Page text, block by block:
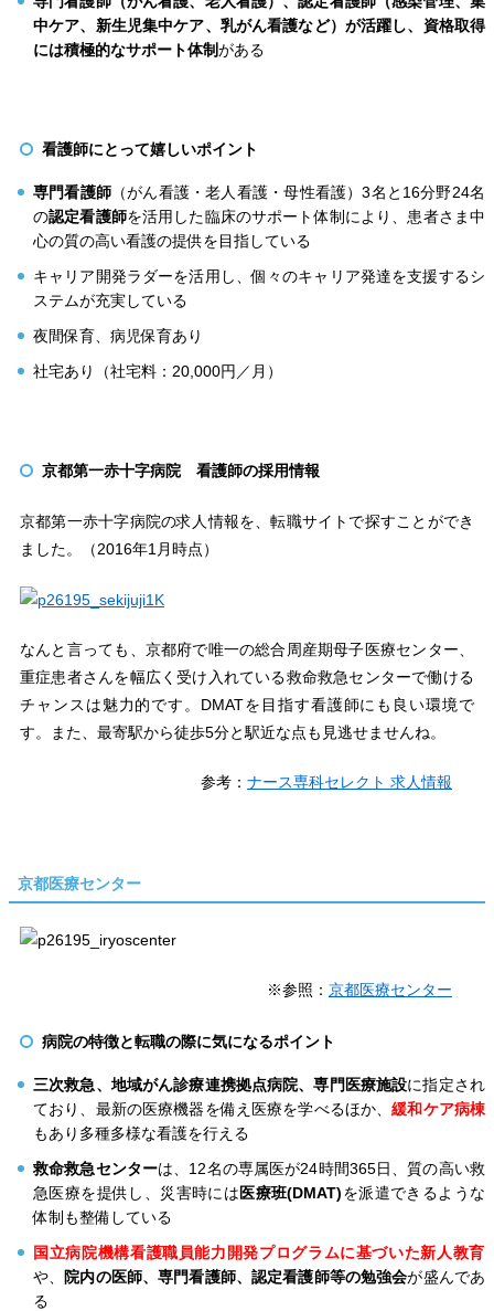
中ケア、新生児集中ケア、乳がん看護など）が活躍し、資格取得
には積極的なサポート体制がある
看護師にとって嬉しいポイント
専門看護師 （がん看護・老人看護・母性看護）3名と16分野24名
の認定看護師を活用した臨床のサポート体制により、患者さま中
心の質の高い看護の提供を目指している
キャリア開発ラダーを活用し、個々のキャリア発達を支援するシ
ステムが充実している
夜間保育、病児保育あり
社宅あり（社宅料：20,000円／月）
京都第一赤十字病院 看護師の採用情報
京都第一赤十字病院の求人情報を、転職サイトで探すことができ
ました。（2016年1月時点）
なんと言っても、京都府で唯一の総合周産期母子医療センター、
重症患者さんを幅広く受け入れている救命救急センターで働ける
チャンスは魅力的です。DMATを目指す看護師にも良い環境で
す。また、最寄駅から徒歩5分と駅近な点も見逃せませんね。
参考： ナース専科セレクト 求人情報
京都医療センター
※参照： 京都医療センター
病院の特徴と転職の際に気になるポイント
三次救急、地域がん診療連携拠点病院、専門医療施設に指定され
ており、最新の医療機器を備え医療を学べるほか、緩和ケア病棟
もあり多種多様な看護を行える
救命救急センターは、12名の専属医が24時間365日、質の高い救
急医療を提供し、災害時には医療班(DMAT)を派遣できるような
体制も整備している
国立病院機構看護職員能力開発プログラムに基づいた新人教育
や、院内の医師、専門看護師、認定看護師等の勉強会が盛んであ
る